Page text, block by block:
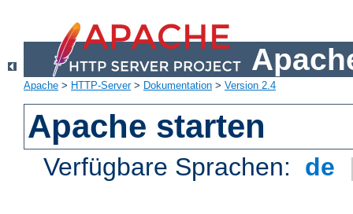
Apache > HTTP-Server> Dokumentation > Version 2.4
Apache starten
Verfügbare Sprachen: de